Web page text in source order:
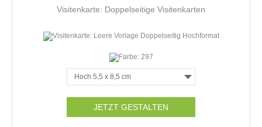
Visitenkarte: Doppelseitige Visitenkarten
JETZT GESTALTEN